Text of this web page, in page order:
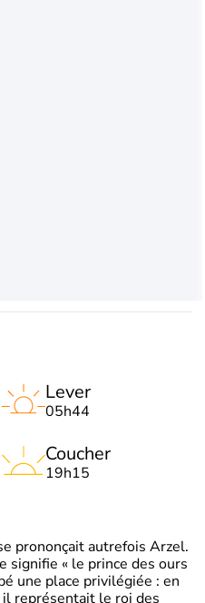
Lever
05h44
Coucher
19h15
prononçait autrefois Arzel.
signifie « le prince des ours
une place privilégiée : en
il représentait le roi des